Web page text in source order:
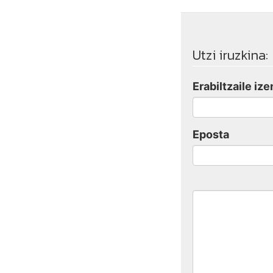
Utzi iruzkina:
Erabiltzaile
Eposta